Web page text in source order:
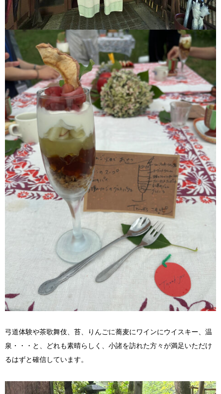
弓道体験や茶歌舞伎、苔、りんごに蕎麦にワインにウイスキー、温
泉・・・と、どれも素晴らしく、小諸を訪れた方々が満足いただけ
るはずと確信しています。